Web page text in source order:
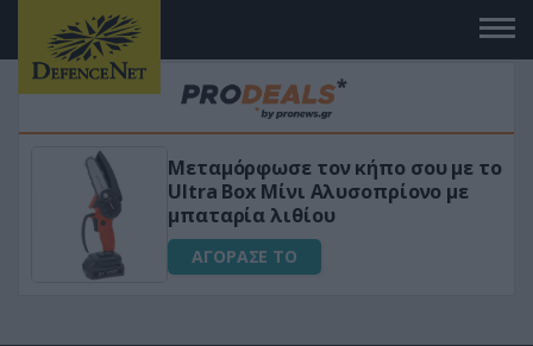
«Μαγική» φόρμουλα τριβόλι + VIP
για αύξηση της λίμπιντο
ΑΓΟΡΑΣΕ ΤΟ